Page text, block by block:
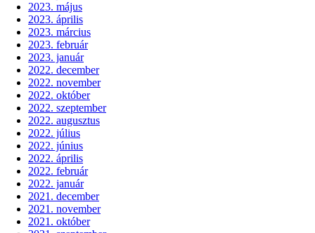
2023. május
2023. április
2023. március
2023. február
2023. január
2022. december
2022. november
2022. október
2022. szeptember
2022. augusztus
2022. július
2022. június
2022. április
2022. február
2022. január
2021. december
2021. november
2021. október